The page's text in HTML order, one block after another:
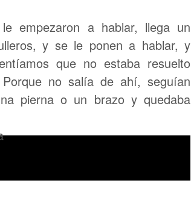
empezaron a hablar, llega un
y se le ponen a hablar, y
que no estaba resuelto
no salía de ahí, seguían
pierna o un brazo y quedaba